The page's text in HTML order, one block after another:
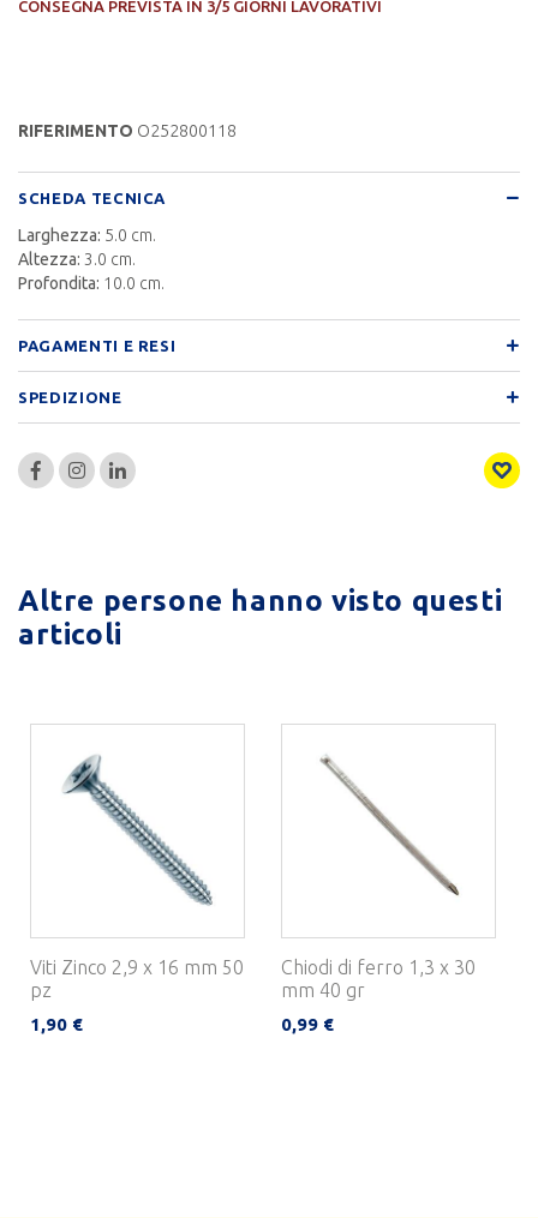
CONSEGNA PREVISTA IN 3/5 GIORNI LAVORATIVI
RIFERIMENTO O252800118
SCHEDA TECNICA
Larghezza: 5.0 cm.
Altezza: 3.0 cm.
Profondita: 10.0 cm.
PAGAMENTI E RESI
SPEDIZIONE
Altre persone hanno visto questi
articoli
Viti Zinco 2,9 x 16 mm 50
pz
1,90 €
Chiodi di ferro 1,3 x 30
mm 40 gr
0,99 €